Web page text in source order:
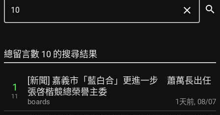
clear search
總留言數 10 的搜尋結果
1
11
[新聞] 嘉義市「藍白合」更進一步 蕭萬長出任
張啓楷競總榮譽主委
boards 1天前, 08/07